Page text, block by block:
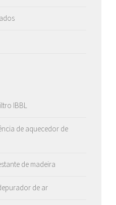
IBBL
de aquecedor de
de madeira
de ar